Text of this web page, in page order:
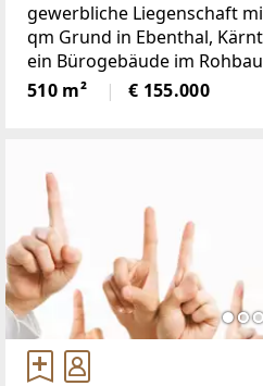
gewerbliche Liegenschaft
qm Grund in Ebenthal,
ein Bürogebäude im
angeschlossenen offenen,
die Höhe der Lagerhalle
510 m² € 155.000